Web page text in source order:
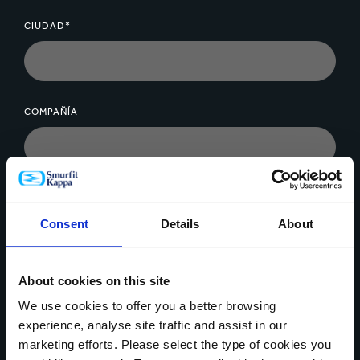
Consent Details About
About cookies on this site
We use cookies to offer you a better browsing
experience, analyse site traffic and assist in our
marketing efforts. Please select the type of cookies you
CIUDAD*
COMPAÑÍA
Cargar archivo